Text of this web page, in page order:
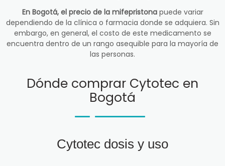
En Bogotá, el precio de la mifepristonapuede variar
dependiendo de la clínica o farmacia donde se adquiera. Sin
embargo, en general, el costo de este medicamento se
encuentra dentro de un rango asequible para la mayoría de
las personas.
Dónde comprar Cytotec en
Bogotá
Cytotec dosis y uso